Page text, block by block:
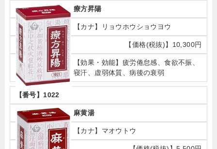
療方昇陽
リョウホウショウヨウ
10,300円
疲労倦怠感、食欲不振、
寝汗、虚弱体質、病後の衰弱
1022
麻黄湯
マオウトウ